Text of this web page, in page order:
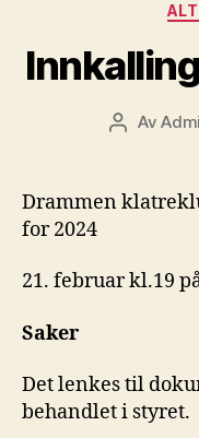
Av
Drammen
for 2024
21. februar kl.19
Saker
Det lenkes til
behandlet i styret.